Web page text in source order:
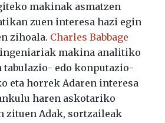
makinak asmatzen
zuen interesa hazi egin
zihoala. Charles Babbage
makina analitiko
tabulazio- edo konputazio-
eta horrek Adaren interesa
haren askotariko
zituen Adak, sortzaileak